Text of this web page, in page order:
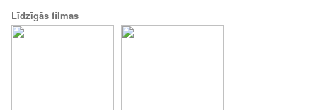
Līdzīgās filmas